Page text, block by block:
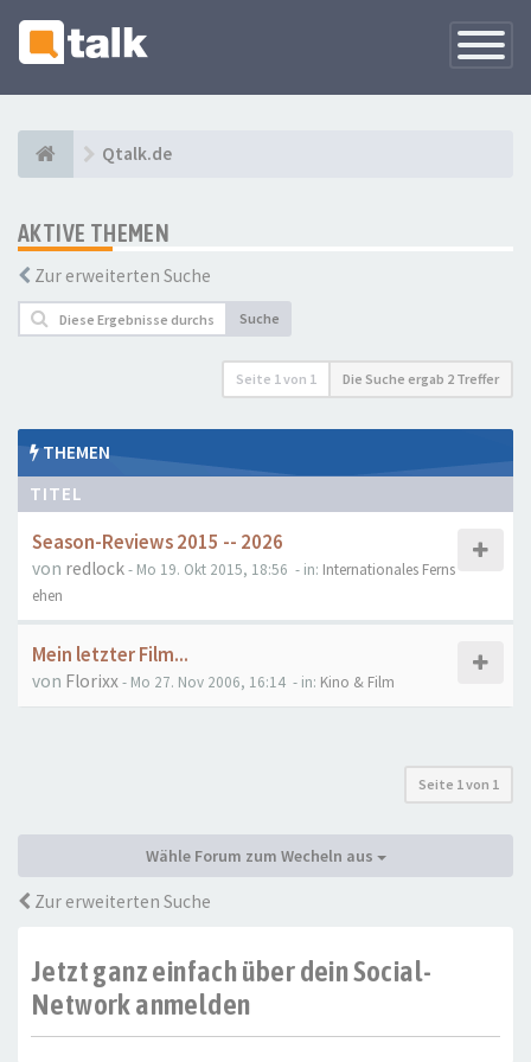
Qtalk.de
AKTIVE THEMEN
Zur erweiterten Suche
Suche
Seite 1von 1 Die Suche ergab 2 Treffer
THEMEN
TITEL
Season-Reviews 2015 -- 2026
von redlock- Mo 19. Okt 2015, 18:56 - in: Internationales Ferns
ehen
Mein letzter Film...
von Florixx- Mo 27. Nov 2006, 16:14 - in: Kino & Film
Seite 1von 1
Wähle Forum zum Wecheln aus
Zur erweiterten Suche
Jetzt ganz einfach über dein Social-
Network anmelden